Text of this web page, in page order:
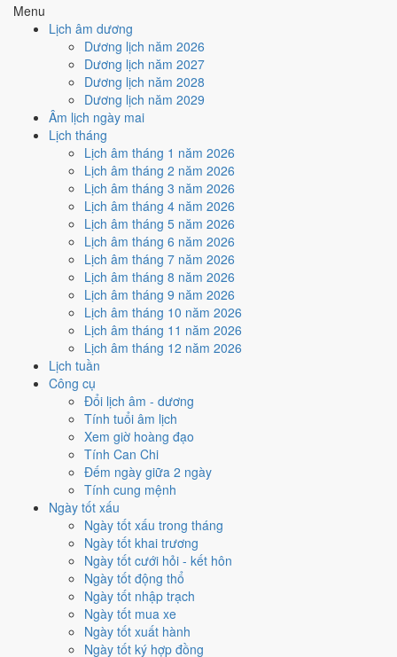
Menu
Lịch âm dương
Dương lịch năm 2026
Dương lịch năm 2027
Dương lịch năm 2028
Dương lịch năm 2029
Âm lịch ngày mai
Lịch tháng
Lịch âm tháng 1 năm 2026
Lịch âm tháng 2 năm 2026
Lịch âm tháng 3 năm 2026
Lịch âm tháng 4 năm 2026
Lịch âm tháng 5 năm 2026
Lịch âm tháng 6 năm 2026
Lịch âm tháng 7 năm 2026
Lịch âm tháng 8 năm 2026
Lịch âm tháng 9 năm 2026
Lịch âm tháng 10 năm 2026
Lịch âm tháng 11 năm 2026
Lịch âm tháng 12 năm 2026
Lịch tuần
Công cụ
Đổi lịch âm - dương
Tính tuổi âm lịch
Xem giờ hoàng đạo
Tính Can Chi
Đếm ngày giữa 2 ngày
Tính cung mệnh
Ngày tốt xấu
Ngày tốt xấu trong tháng
Ngày tốt khai trương
Ngày tốt cưới hỏi - kết hôn
Ngày tốt động thổ
Ngày tốt nhập trạch
Ngày tốt mua xe
Ngày tốt xuất hành
Ngày tốt ký hợp đồng
Nạp Âm
Địa Mộc
ThủyHợi
(chính cung)
Tuổi Hợi hợp Thái Tuế. Tuổi xung Thái Tuế
cần lễ giải đầu năm.
Vàng đất
Đen/Xanh
dương Đỏ
Kích hoạt vận khí, dùng cho trang phục, vật
phẩm phong thủy.
Hoàng
184 / 181
ngày
ngày. Xem cơ chế ở bài
sao Hắc Đạo.
Luận giải ngũ hành, Thái Tuế và màu hợp ở trên là quan niệm dân
gian. Nguồn tham chiếu:Tam Mệnh Thông Hội
Phương Thư. Dùng để tham khảo khi chọn thời điểm, không phải kết
luận khoa học.
Vận 8 Bát Bạch Cấn Thổ ảnh
hưởng gì tới năm 2019?
Vận 8 lấy hànhThổlàm chủ, đóng ở Cấn · Đông Bắc. Năm 2019
mang Can Kỷ hành Thổ. So với hành Vận thì
. Theo Huyền Không, đây là năm thuận để khởi sự và mở rộng.
Bát Bạch Cấn Thổ
Vận 8 · Hạ Nguyên · 2004 - 2023
Phương vị
Cấn · Đông Bắc
Bát Bạch (8)
Lịch âm dương 12 tháng năm
2019 có gì đáng chú ý?